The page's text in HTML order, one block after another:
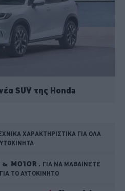
SUV της Honda
ΧΑΡΑΚΤΗΡΙΣΤΙΚΑ ΓΙΑ ΟΛΑ
ΓΙΑ ΝΑ ΜΑΘΑΙΝΕΤΕ
ΤΟ ΑΥΤΟΚΙΝΗΤΟ